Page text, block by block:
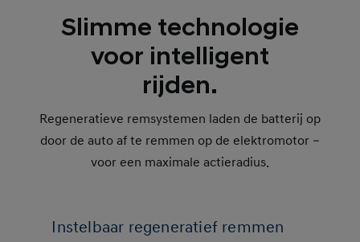
Slimme technologie
voor intelligent
rijden.
Regeneratieve remsystemen laden de batterij op
door de auto af te remmen op de elektromotor –
voor een maximale actieradius.
Instelbaar regeneratief remmen